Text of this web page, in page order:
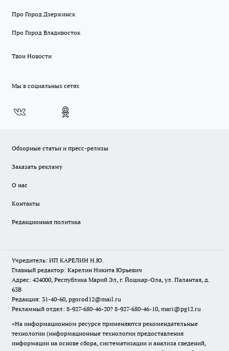
Про Город Дзержинск
Про Город Владивосток
Твои Новости
Мы в социальных сетях
Обзорные статьи и пресс-релизы
Заказать рекламу
О нас
Контакты
Редакционная политика
Учредитель: ИП КАРЕЛИН Н.Ю.
Главный редактор: Карелин Никита Юрьевич
Адрес: 424000, Республика Марий Эл, г. Йошкар-Ола, ул. Палантая, д.
63В
Редакция: 31-40-60, pgorod12@mail.ru
Рекламный отдел: 8-927-680-46-20? 8-927-680-46-10, mari@pg12.ru
«На информационном ресурсе применяются рекомендательные
технологии (информационные технологии предоставления
информации на основе сбора, систематизации и анализа сведений,